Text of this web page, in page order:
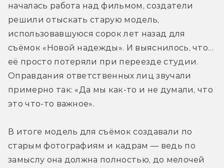
началась работа над фильмом, создатели
решили отыскать старую модель,
использовавшуюся сорок лет назад для
съёмок «Новой надежды». И выяснилось, что…
её просто потеряли при переезде студии.
Оправдания ответственных лиц звучали
примерно так: «Да мы как-то и не думали, что
это что-то важное».
В итоге модель для съёмок создавали по
старым фотографиям и кадрам — ведь по
замыслу она должна полностью, до мелочей